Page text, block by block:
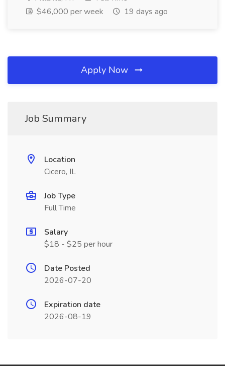
$46,000 per week
19 days ago
Apply Now
Job Summary
Location
Cicero, IL
Job Type
Full Time
Salary
$18 - $25 per hour
Date Posted
2026-07-20
Expiration date
2026-08-19